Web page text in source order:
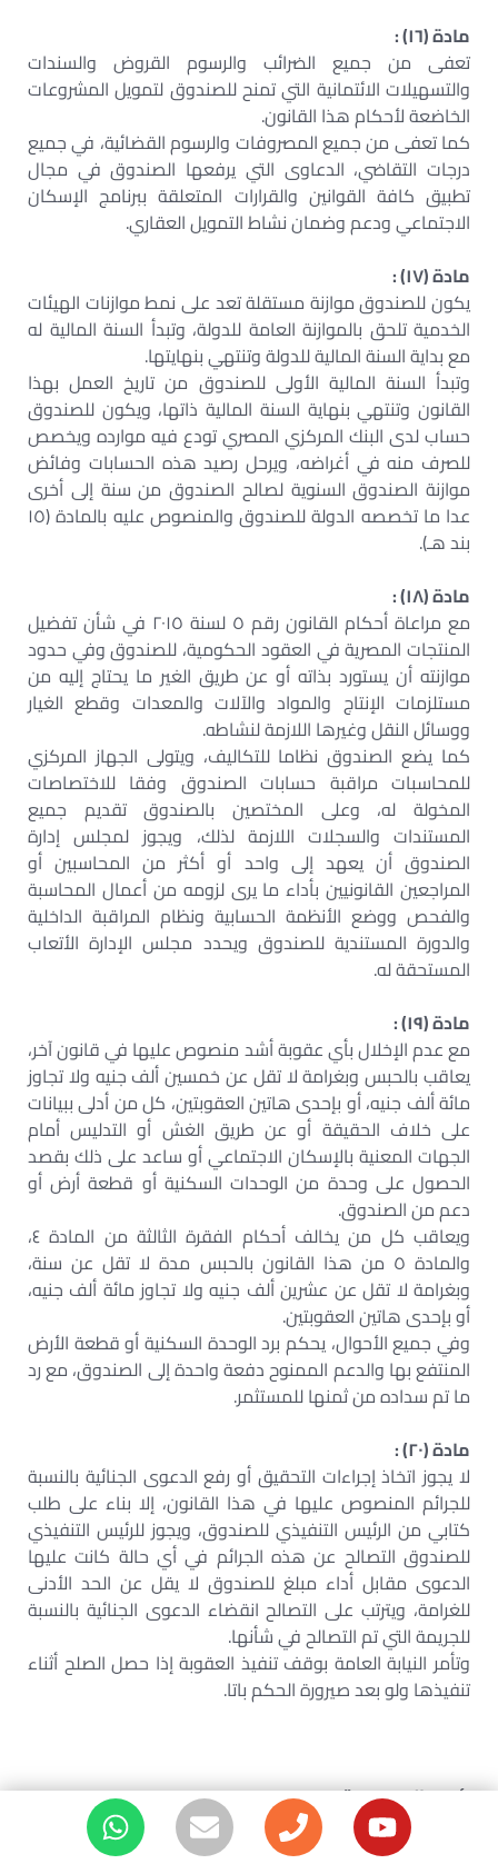
مادة (١٦) :
تعفى من جميع الضرائب والرسوم القروض والسندات
والتسهيلات الائتمانية التي تمنح للصندوق لتمويل المشروعات
الخاضعة لأحكام هذا القانون.
كما تعفى من جميع المصروفات والرسوم القضائية، في جميع
درجات التقاضي، الدعاوى التي يرفعها الصندوق في مجال
تطبيق كافة القوانين والقرارات المتعلقة ببرنامج الإسكان
الاجتماعي ودعم وضمان نشاط التمويل العقاري.
مادة (١٧) :
يكون للصندوق موازنة مستقلة تعد على نمط موازنات الهيئات
الخدمية تلحق بالموازنة العامة للدولة، وتبدأ السنة المالية له
مع بداية السنة المالية للدولة وتنتهي بنهايتها.
وتبدأ السنة المالية الأولى للصندوق من تاريخ العمل بهذا
القانون وتنتهي بنهاية السنة المالية ذاتها، ويكون للصندوق
حساب لدى البنك المركزي المصري تودع فيه موارده ويخصص
للصرف منه في أغراضه، ويرحل رصيد هذه الحسابات وفائض
موازنة الصندوق السنوية لصالح الصندوق من سنة إلى أخرى
عدا ما تخصصه الدولة للصندوق والمنصوص عليه بالمادة (١٥
بند هـ).
مادة (١٨) :
مع مراعاة أحكام القانون رقم ٥ لسنة ٢٠١٥ في شأن تفضيل
المنتجات المصرية في العقود الحكومية، للصندوق وفي حدود
موازنته أن يستورد بذاته أو عن طريق الغير ما يحتاج إليه من
مستلزمات الإنتاج والمواد والآلات والمعدات وقطع الغيار
ووسائل النقل وغيرها اللازمة لنشاطه.
كما يضع الصندوق نظاما للتكاليف، ويتولى الجهاز المركزي
للمحاسبات مراقبة حسابات الصندوق وفقا للاختصاصات
المخولة له، وعلى المختصين بالصندوق تقديم جميع
المستندات والسجلات اللازمة لذلك، ويجوز لمجلس إدارة
الصندوق أن يعهد إلى واحد أو أكثر من المحاسبين أو
المراجعين القانونيين بأداء ما يرى لزومه من أعمال المحاسبة
والفحص ووضع الأنظمة الحسابية ونظام المراقبة الداخلية
والدورة المستندية للصندوق ويحدد مجلس الإدارة الأتعاب
المستحقة له.
مادة (١٩) :
مع عدم الإخلال بأي عقوبة أشد منصوص عليها في قانون آخر،
يعاقب بالحبس وبغرامة لا تقل عن خمسين ألف جنيه ولا تجاوز
مائة ألف جنيه، أو بإحدى هاتين العقوبتين، كل من أدلى ببيانات
على خلاف الحقيقة أو عن طريق الغش أو التدليس أمام
الجهات المعنية بالإسكان الاجتماعي أو ساعد على ذلك بقصد
الحصول على وحدة من الوحدات السكنية أو قطعة أرض أو
دعم من الصندوق.
ويعاقب كل من يخالف أحكام الفقرة الثالثة من المادة ٤،
والمادة ٥ من هذا القانون بالحبس مدة لا تقل عن سنة،
وبغرامة لا تقل عن عشرين ألف جنيه ولا تجاوز مائة ألف جنيه،
أو بإحدى هاتين العقوبتين.
وفي جميع الأحوال، يحكم برد الوحدة السكنية أو قطعة الأرض
المنتفع بها والدعم الممنوح دفعة واحدة إلى الصندوق، مع رد
ما تم سداده من ثمنها للمستثمر.
مادة (٢٠) :
لا يجوز اتخاذ إجراءات التحقيق أو رفع الدعوى الجنائية بالنسبة
للجرائم المنصوص عليها في هذا القانون، إلا بناء على طلب
كتابي من الرئيس التنفيذي للصندوق، ويجوز للرئيس التنفيذي
للصندوق التصالح عن هذه الجرائم في أي حالة كانت عليها
الدعوى مقابل أداء مبلغ للصندوق لا يقل عن الحد الأدنى
للغرامة، ويترتب على التصالح انقضاء الدعوى الجنائية بالنسبة
للجريمة التي تم التصالح في شأنها.
وتأمر النيابة العامة بوقف تنفيذ العقوبة إذا حصل الصلح أثناء
تنفيذها ولو بعد صيرورة الحكم باتا.
رئيس الجمهورية
عبدالفتاح السيسى